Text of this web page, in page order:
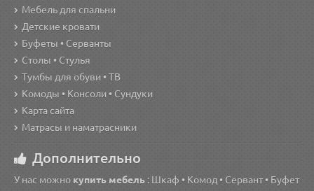
Мебель для спальни
Детские кровати
Буфеты • Серванты
Столы • Стулья
Тумбы для обуви • ТВ
Комоды • Консоли • Сундуки
Карта сайта
Матрасы и наматрасники
Дополнительно
У нас можно купить мебель : Шкаф • Комод • Сервант • Буфет